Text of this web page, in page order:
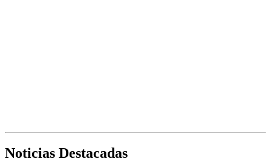
Noticias Destacadas